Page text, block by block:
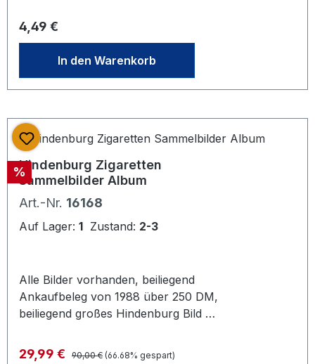
Reichsminister Hermann Göring. Mit
22 Aufnahmen
Regulärer Preis:
4,49 €
In den Warenkorb
Rabatt
%Hindenburg Zigaretten
Sammelbilder Album
Art.-Nr. 16168
Auf Lager: 1 Zustand: 2-3
Alle Bilder vorhanden, beiliegend
Ankaufbeleg von 1988 über 250 DM,
beiliegend großes Hindenburg Bild ca.
Zustand. Alters -und
Verkaufspreis:
29,99 € Regulärer Preis:
90,00 € (66.68% gespart)